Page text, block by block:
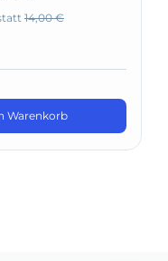
14,00 €
Warenkorb